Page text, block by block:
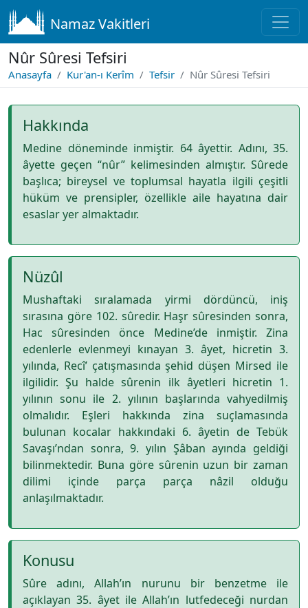
Namaz Vakitleri
Nûr Sûresi Tefsiri
Anasayfa Kur'an-ı Kerîm Tefsir Nûr Sûresi Tefsiri
Hakkında
Medine döneminde inmiştir. 64 âyettir. Adını, 35.
âyette geçen “nûr” kelimesinden almıştır. Sûrede
başlıca; bireysel ve toplumsal hayatla ilgili çeşitli
hüküm ve prensipler, özellikle aile hayatına dair
esaslar yer almaktadır.
Nüzûl
Mushaftaki sıralamada yirmi dördüncü, iniş
sırasına göre 102. sûredir. Haşr sûresinden sonra,
Hac sûresinden önce Medine’de inmiştir. Zina
edenlerle evlenmeyi kınayan 3. âyet, hicretin 3.
yılında, Recî’ çatışmasında şehid düşen Mirsed ile
ilgilidir. Şu halde sûrenin ilk âyetleri hicretin 1.
yılının sonu ile 2. yılının başlarında vahyedilmiş
olmalıdır. Eşleri hakkında zina suçlamasında
bulunan kocalar hakkındaki 6. âyetin de Tebük
Savaşı’ndan sonra, 9. yılın Şâban ayında geldiği
bilinmektedir. Buna göre sûrenin uzun bir zaman
dilimi içinde parça parça nâzil olduğu
anlaşılmaktadır.
Konusu
Sûre adını, Allah’ın nurunu bir benzetme ile
açıklayan 35. âyet ile Allah’ın lutfedeceği nurdan